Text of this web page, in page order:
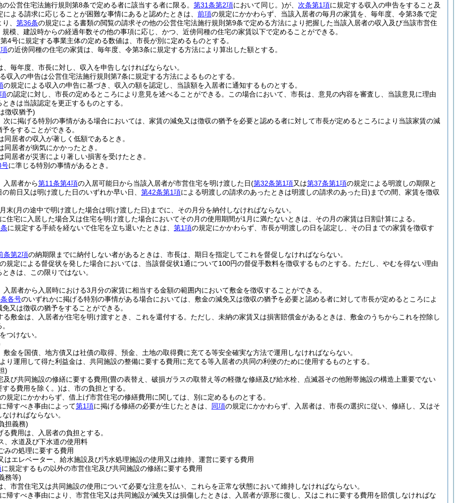
公営住宅法施行規則第8条で定める者に該当する者に限る。 第31条第2項において同じ。)が、 次条第1項に規定する収入の申告をすること及
による請求に応じることが困難な事情にあると認めたときは、 前項の規定にかかわらず、当該入居者の毎月の家賃を、毎年度、令第3条で定
、 第36条の規定による書類の閲覧の請求その他の公営住宅法施行規則第9条で定める方法により把握した当該入居者の収入及び当該市営住
模、建設時からの経過年数その他の事項に応じ、かつ、近傍同種の住宅の家賃以下で定めることができる。
4号に規定する事業主体の定める数値は、市長が別に定めるものとする。
の近傍同種の住宅の家賃は、毎年度、令第3条に規定する方法により算出した額とする。
、毎年度、市長に対し、収入を申告しなければならない。
収入の申告は公営住宅法施行規則第7条に規定する方法によるものとする。
の規定による収入の申告に基づき、収入の額を認定し、当該額を入居者に通知するものとする。
の認定に対し、市長の定めるところにより意見を述べることができる。
この場合において、市長は、意見の内容を審査し、当該意見に理由
きは当該認定を更正するものとする。
徴収猶予)
次に掲げる特別の事情がある場合においては、家賃の減免又は徴収の猶予を必要と認める者に対して市長が定めるところにより当該家賃の減
をすることができる。
同居者の収入が著しく低額であるとき。
同居者が病気にかかったとき。
同居者が災害により著しい損害を受けたとき。
号に準じる特別の事情があるとき。
入居者から第11条第4項の入居可能日から当該入居者が市営住宅を明け渡した日(第32条第1項又は第37条第1項の規定による明渡しの期限と
の前日又は明け渡した日のいずれか早い日、 第42条第1項による明渡しの請求のあったときは明渡しの請求のあった日) までの間、家賃を徴収
末(月の途中で明け渡した場合は明け渡した日) までに、その月分を納付しなければならない。
住宅に入居した場合又は住宅を明け渡した場合においてその月の使用期間が1月に満たないときは、その月の家賃は日割計算による。
に規定する手続を経ないで住宅を立ち退いたときは、 第1項の規定にかかわらず、市長が明渡しの日を認定し、その日までの家賃を徴収す
条第2項の納期限までに納付しない者があるときは、市長は、期日を指定してこれを督促しなければならない。
の規定による督促状を発した場合においては、当該督促状1通について100円の督促手数料を徴収するものとする。 ただし、やむを得ない理由
きは、この限りではない。
入居者から入居時における3月分の家賃に相当する金額の範囲内において敷金を徴収することができる。
各号のいずれかに掲げる特別の事情がある場合においては、敷金の減免又は徴収の猶予を必要と認める者に対して市長が定めるところによ
免又は徴収の猶予をすることができる。
る敷金は、入居者が住宅を明け渡すとき、これを還付する。 ただし、未納の家賃又は損害賠償金があるときは、敷金のうちからこれを控除し
つけない。
敷金を国債、地方債又は社債の取得、預金、土地の取得費に充てる等安全確実な方法で運用しなければならない。
り運用して得た利益金は、共同施設の整備に要する費用に充てる等入居者の共同の利便のために使用するものとする。
)
及び共同施設の修繕に要する費用(畳の表替え、破損ガラスの取替え等の軽微な修繕及び給水栓、点滅器その他附帯施設の構造上重要でない
する費用を除く。)は、市の負担とする。
の規定にかかわらず、借上げ市営住宅の修繕費用に関しては、別に定めるものとする。
帰すべき事由によって第1項に掲げる修繕の必要が生じたときは、 同項の規定にかかわらず、入居者は、市長の選択に従い、修繕し、又はそ
ければならない。
担義務)
る費用は、入居者の負担とする。
、水道及び下水道の使用料
みの処理に要する費用
はエレベーター、給水施設及び汚水処理施設の使用又は維持、運営に要する費用
に規定するもの以外の市営住宅及び共同施設の修繕に要する費用
務等)
、市営住宅又は共同施設の使用について必要な注意を払い、これらを正常な状態において維持しなければならない。
帰すべき事由により、市営住宅又は共同施設が滅失又は損傷したときは、入居者が原形に復し、又はこれに要する費用を賠償しなければな